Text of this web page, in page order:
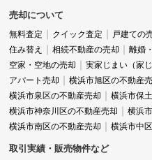
売却について
無料査定 クイック査定 戸建ての
住み替え
相続不動産の売却 離婚
空家・空地の売却
実家じまい（家じ
アパート売却
横浜市旭区の不動産
横浜市泉区の不動産売却
横浜市保
横浜市神奈川区の不動産売却
横浜
横浜市南区の不動産売却
横浜市中
取引実績・販売物件など